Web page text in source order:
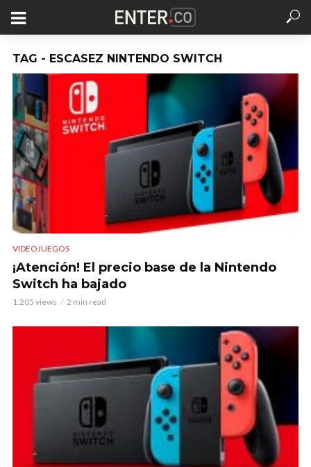
TAG - ESCASEZ NINTENDO SWITCH
VIDEOJUEGOS
¡Atención! El precio base de la Nintendo
Switch ha bajado
1.205 views 2 min read